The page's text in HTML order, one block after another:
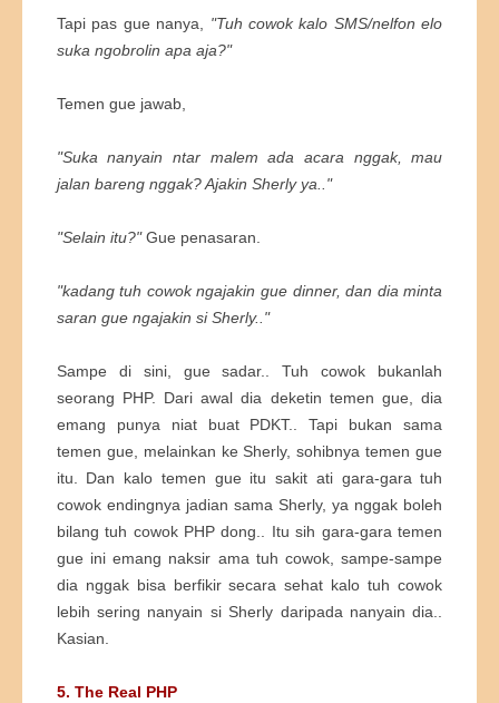
Tapi pas gue nanya, "Tuh cowok kalo SMS/nelfon elo
suka ngobrolin apa aja?"
Temen gue jawab,
"Suka nanyain ntar malem ada acara nggak, mau
jalan bareng nggak? Ajakin Sherly ya.."
"Selain itu?"Gue penasaran.
"kadang tuh cowok ngajakin gue dinner, dan dia minta
saran gue ngajakin si Sherly.."
Sampe di sini, gue sadar.. Tuh cowok bukanlah
seorang PHP. Dari awal dia deketin temen gue, dia
emang punya niat buat PDKT.. Tapi bukan sama
temen gue, melainkan ke Sherly, sohibnya temen gue
itu. Dan kalo temen gue itu sakit ati gara-gara tuh
cowok endingnya jadian sama Sherly, ya nggak boleh
bilang tuh cowok PHP dong.. Itu sih gara-gara temen
gue ini emang naksir ama tuh cowok, sampe-sampe
dia nggak bisa berfikir secara sehat kalo tuh cowok
lebih sering nanyain si Sherly daripada nanyain dia..
Kasian.
5. The Real PHP